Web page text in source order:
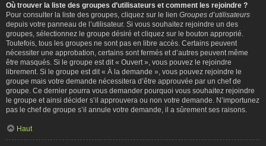
Où trouver la liste des groupes d’utilisateurs et comment les rejoindre ?
Pour consulter la liste des groupes, cliquez sur le lien Groupes d’utilisateurs
depuis votre panneau de l’utilisateur. Si vous souhaitez rejoindre un des
groupes, sélectionnez le groupe désiré et cliquez sur le bouton approprié.
Toutefois, tous les groupes ne sont pas en libre accès. Certains peuvent
nécessiter une approbation, certains sont fermés et d’autres peuvent même
être masqués. Si le groupe est dit « Ouvert », vous pouvez le rejoindre
librement. Si le groupe est dit « À la demande », vous pouvez rejoindre le
groupe mais votre demande nécessitera d’être approuvée par un chef de
groupe. Ce dernier pourra vous demander pourquoi vous souhaitez rejoindre
le groupe et ainsi décider s’il approuvera ou non votre demande. N’importunez
pas le chef de groupe s’il annule votre demande, il a sûrement ses raisons.
Haut